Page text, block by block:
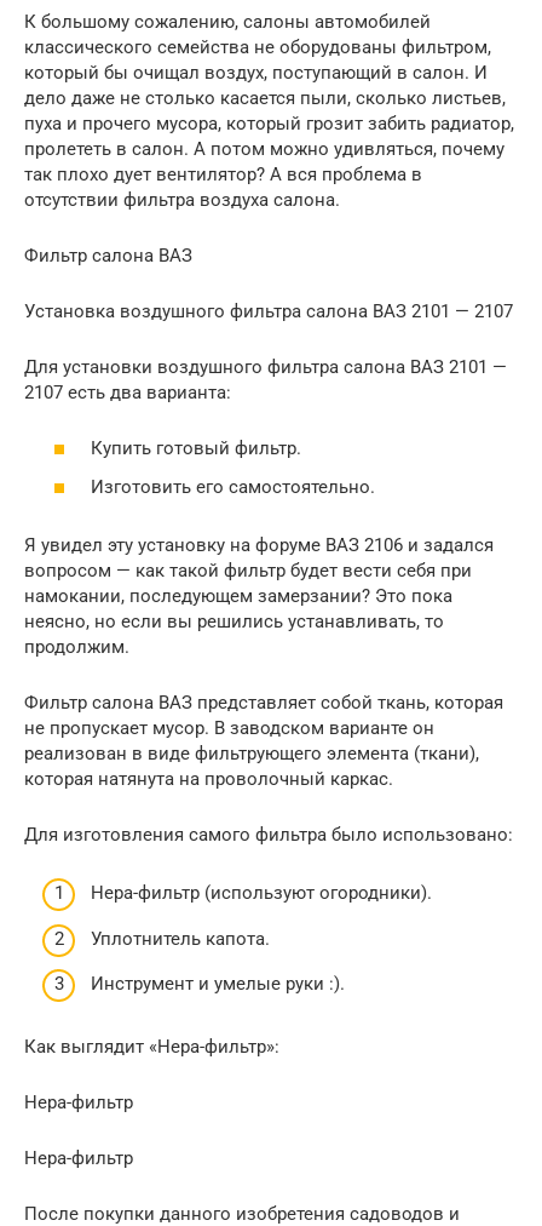
К большому сожалению, салоны автомобилей
классического семейства не оборудованы фильтром,
который бы очищал воздух, поступающий в салон. И
дело даже не столько касается пыли, сколько листьев,
пуха и прочего мусора, который грозит забить радиатор,
пролететь в салон. А потом можно удивляться, почему
так плохо дует вентилятор? А вся проблема в
отсутствии фильтра воздуха салона.
Фильтр салона ВАЗ
Установка воздушного фильтра салона ВАЗ 2101 — 2107
Для установки воздушного фильтра салона ВАЗ 2101 —
2107 есть два варианта:
Купить готовый фильтр.
Изготовить его самостоятельно.
Я увидел эту установку на форуме ВАЗ 2106 и задался
вопросом — как такой фильтр будет вести себя при
намокании, последующем замерзании? Это пока
неясно, но если вы решились устанавливать, то
продолжим.
Фильтр салона ВАЗ представляет собой ткань, которая
не пропускает мусор. В заводском варианте он
реализован в виде фильтрующего элемента (ткани),
которая натянута на проволочный каркас.
Для изготовления самого фильтра было использовано:
Нера-фильтр (используют огородники).
Уплотнитель капота.
Инструмент и умелые руки :).
Как выглядит «Нера-фильтр»:
Нера-фильтр
Нера-фильтр
После покупки данного изобретения садоводов и